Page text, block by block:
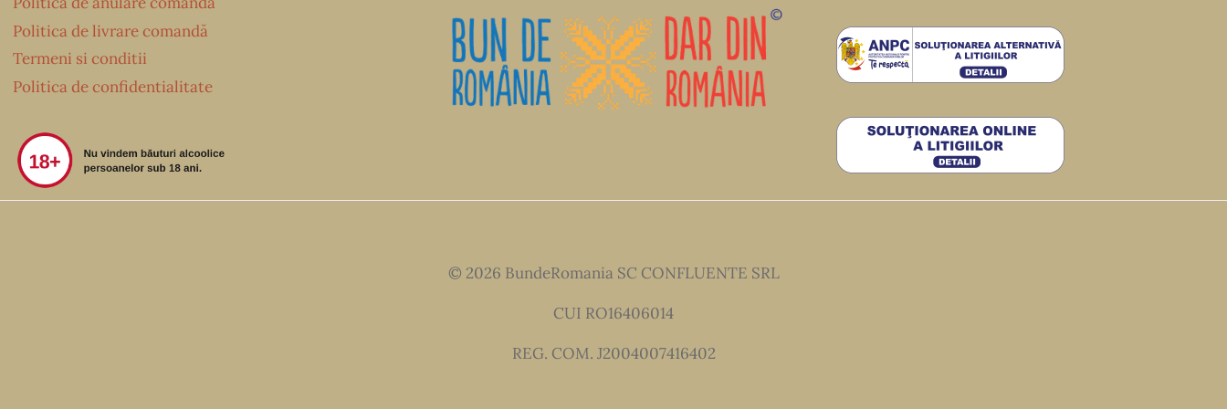
Politica de livrare comandă
Termeni si conditii
Politica de confidentialitate
© 2026 BundeRomania SC CONFLUENTE SRL
CUI RO16406014
REG. COM. J2004007416402